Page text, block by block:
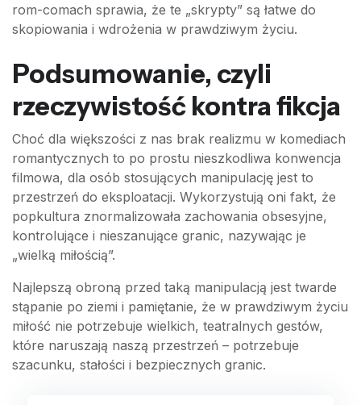
rom-comach sprawia, że te „skrypty” są łatwe do
skopiowania i wdrożenia w prawdziwym życiu.
Podsumowanie, czyli
rzeczywistość kontra fikcja
Choć dla większości z nas brak realizmu w komediach
romantycznych to po prostu nieszkodliwa konwencja
filmowa, dla osób stosujących manipulację jest to
przestrzeń do eksploatacji. Wykorzystują oni fakt, że
popkultura znormalizowała zachowania obsesyjne,
kontrolujące i nieszanujące granic, nazywając je
„wielką miłością”.
Najlepszą obroną przed taką manipulacją jest twarde
stąpanie po ziemi i pamiętanie, że w prawdziwym życiu
miłość nie potrzebuje wielkich, teatralnych gestów,
które naruszają naszą przestrzeń – potrzebuje
szacunku, stałości i bezpiecznych granic.